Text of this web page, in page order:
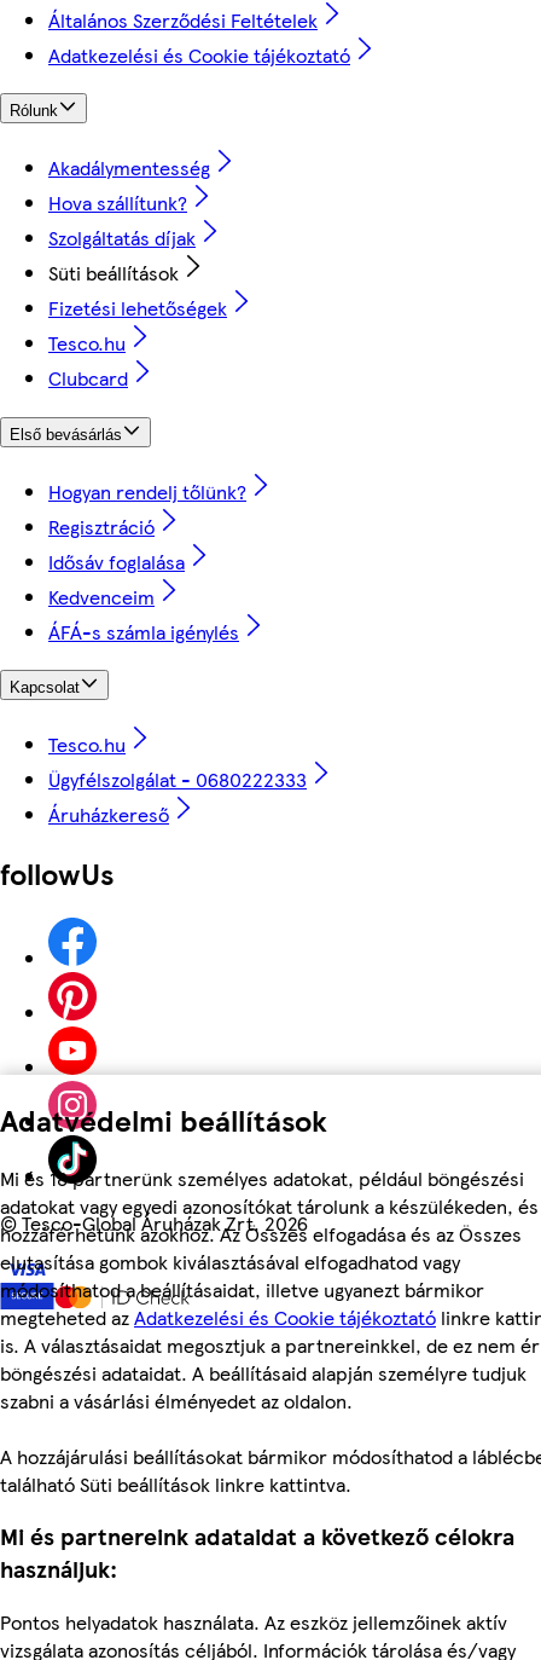
Adatvédelmi beállítások
Mi és 18 partnerünk személyes adatokat, például böngészési
adatokat vagy egyedi azonosítókat tárolunk a készülékeden, és
hozzáférhetünk azokhoz. Az Összes elfogadása és az Összes
elutasítása gombok kiválasztásával elfogadhatod vagy
módosíthatod a beállításaidat, illetve ugyanezt bármikor
megteheted azAdatkezelési és Cookie tájékoztató linkre
is. A választásaidat megosztjuk a partnereinkkel, de ez nem
böngészési adataidat. A beállításaid alapján személyre tudjuk
szabni a vásárlási élményedet az oldalon.
A hozzájárulási beállításokat bármikor módosíthatod a
található Süti beállítások linkre kattintva.
Mi és partnereink adataidat a következő célokra
használjuk:
Pontos helyadatok használata. Az eszköz jellemzőinek aktív
vizsgálata azonosítás céljából. Információk tárolása és/vagy
Általános Szerződési Feltételek
Adatkezelési és Cookie tájékoztató
Rólunk
Akadálymentesség
Hova szállítunk?
Szolgáltatás díjak
Süti beállítások
Fizetési lehetőségek
Tesco.hu
Clubcard
Első bevásárlás
Hogyan rendelj tőlünk?
Regisztráció
Idősáv foglalása
Kedvenceim
ÁFÁ-s számla igénylés
Kapcsolat
Tesco.hu
Ügyfélszolgálat - 0680222333
Áruházkereső
followUs
©Tesco-Global Áruházak Zrt. 2026